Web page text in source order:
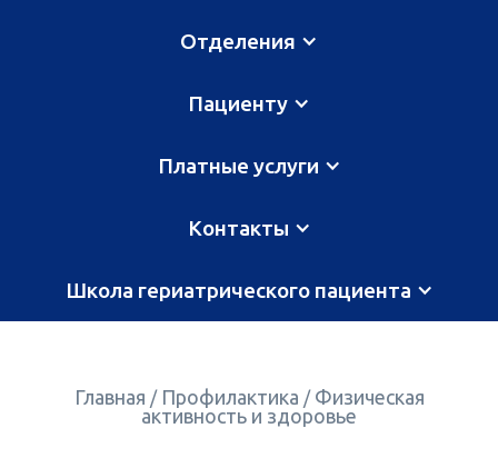
Отделения
Пациенту
Платные услуги
Контакты
Школа гериатрического пациента
Главная / Профилактика / Физическая
активность и здоровье